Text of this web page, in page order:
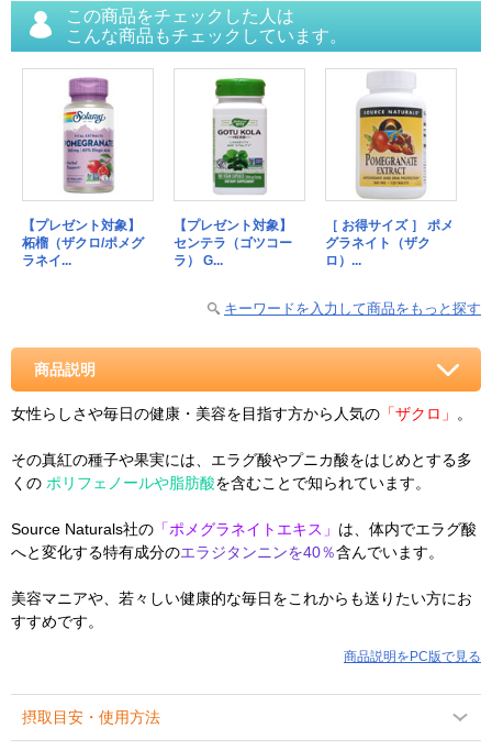
この商品をチェックした人は
こんな商品もチェックしています。
【プレゼント対象】
柘榴（ザクロ/ポメグ
ラネイ...
【プレゼント対象】
センテラ（ゴツコー
ラ） G...
［ お得サイズ ］ ポメ
グラネイト（ザク
ロ）...
キーワードを入力して商品をもっと探す
商品説明
女性らしさや毎日の健康・美容を目指す方から人気の 「ザクロ」 。
その真紅の種子や果実には、エラグ酸やプニカ酸をはじめとする多
くの ポリフェノールや脂肪酸を含むことで知られています。
Source Naturals社の 「ポメグラネイトエキス」 は、体内でエラグ酸
へと変化する特有成分のエラジタンニンを40％含んでいます。
美容マニアや、若々しい健康的な毎日をこれからも送りたい方にお
すすめです。
商品説明をPC版で見る
摂取目安・使用方法